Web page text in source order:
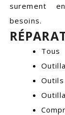
surement
besoins.